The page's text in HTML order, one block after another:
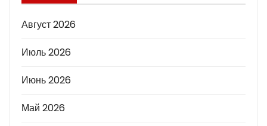
Август 2026
Июль 2026
Июнь 2026
Май 2026